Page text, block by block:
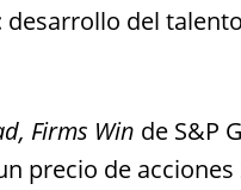
del
Firms Win de S&P
precio de acciones